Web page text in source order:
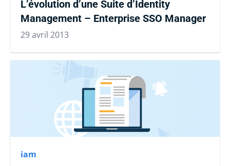
L’évolution d’une Suite d’Identity
Management – Enterprise SSO Manager
29 avril 2013
iam